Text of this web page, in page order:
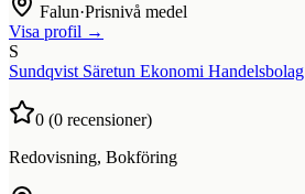
Falun·Prisnivå medel
Visa profil →
S
Sundqvist Säretun Ekonomi Handelsbolag
0 (0 recensioner)
Redovisning, Bokföring